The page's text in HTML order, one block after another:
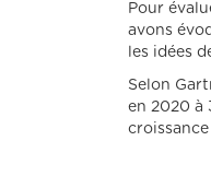
Pour
avons
les idées
Selon
en 2020 à
croissance